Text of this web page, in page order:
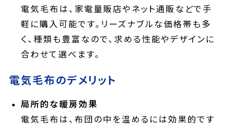
電気毛布は、家電量販店やネット通販などで手
軽に購入可能です。リーズナブルな価格帯も多
く、種類も豊富なので、求める性能やデザインに
合わせて選べます。
電気毛布のデメリット
局所的な暖房効果
電気毛布は、布団の中を温めるには効果的です